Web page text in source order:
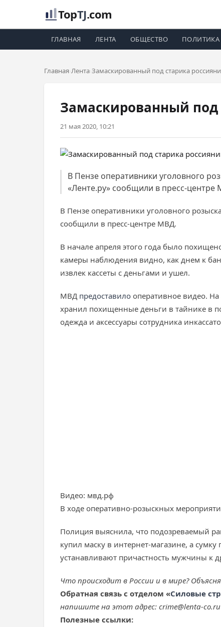
TopTJ.com
ГЛАВНАЯ ЛЕНТА ОБЩЕСТВО ПОЛИТИКА
Главная Лента Замаскированный под старика
Замаскированный
21 мая 2020, 10:21
В Пензе оперативники уголовного
«Ленте.ру» сообщили в пресс-центре
В Пензе оперативники уголовного
сообщили в пресс-центре МВД.
В начале апреля этого года было
камеры наблюдения видно, как днем к
извлек кассеты с деньгами и ушел.
МВД предоставило оперативное видео.
хранил похищенные деньги в тайнике в
одежда и аксессуары сотрудника
Видео: мвд.рф
В ходе оперативно-розыскных
Полиция выяснила, что подозреваемый
купил маску в интернет-магазине, а
устанавливают причастность мужчины к
Что происходит в России и в мире?
Обратная связь с отделом «Силовые
напишите на этот адрес: crime@lenta-co.ru
Полезные ссылки: